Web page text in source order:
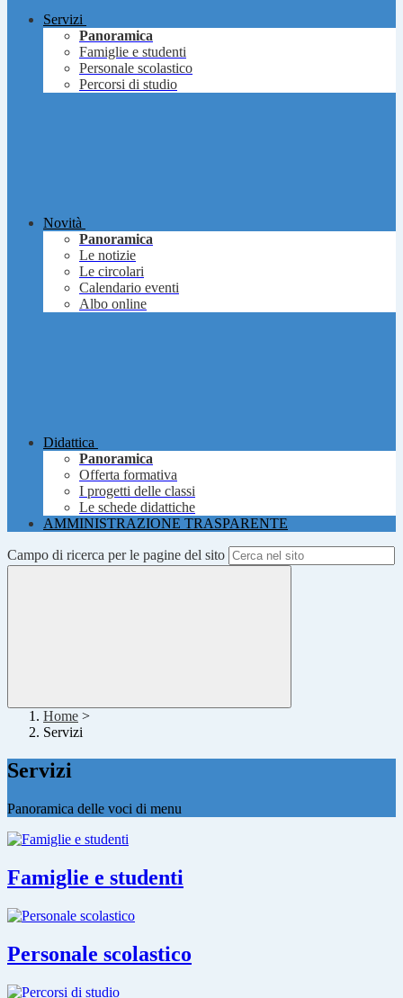
Servizi
Panoramica
Famiglie e studenti
Personale scolastico
Percorsi di studio
Novità
Panoramica
Le notizie
Le circolari
Calendario eventi
Albo online
Didattica
Panoramica
Offerta formativa
I progetti delle classi
Le schede didattiche
AMMINISTRAZIONE TRASPARENTE
Campo di ricerca per le pagine del sito
Home >
Servizi
Servizi
Panoramica delle voci di menu
Famiglie e studenti
Personale scolastico